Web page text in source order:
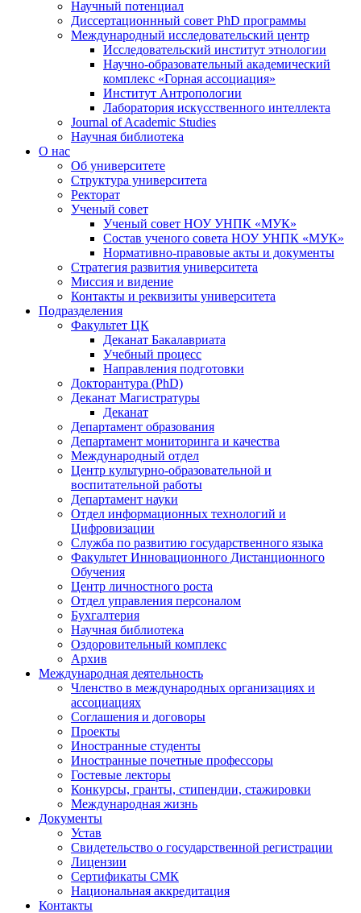
Научный потенциал
Диссертационнный совет PhD программы
Международный исследовательский центр
Исследовательский институт этнологии
Научно-образовательный академический
комплекс «Горная ассоциация»
Институт Антропологии
Лаборатория искусственного интеллекта
Journal of Academic Studies
Научная библиотека
О нас
Об университете
Структура университета
Ректорат
Ученый совет
Ученый совет НОУ УНПК «МУК»
Состав ученого совета НОУ УНПК «МУК»
Нормативно-правовые акты и документы
Стратегия развития университета
Миссия и видение
Контакты и реквизиты университета
Подразделения
Факультет ЦК
Деканат Бакалавриата
Учебный процесс
Направления подготовки
Докторантура (PhD)
Деканат Магистратуры
Деканат
Департамент образования
Департамент мониторинга и качества
Международный отдел
Центр культурно-образовательной и
воспитательной работы
Департамент науки
Отдел информационных технологий и
Цифровизации
Служба по развитию государственного языка
Факультет Инновационного Дистанционного
Обучения
Центр личностного роста
Отдел управления персоналом
Бухгалтерия
Научная библиотека
Оздоровительный комплекс
Архив
Международная деятельность
Членство в международных организациях и
ассоциациях
Соглашения и договоры
Проекты
Иностранные студенты
Иностранные почетные профессоры
Гостевые лекторы
Конкурсы, гранты, стипендии, стажировки
Международная жизнь
Документы
Устав
Свидетельство о государственной регистрации
Лицензии
Сертификаты СМК
Национальная аккредитация
Контакты